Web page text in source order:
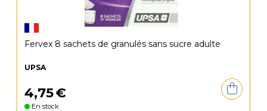
Fervex 8 sachets de granulés sans sucre adulte
UPSA
4,75€
En stock